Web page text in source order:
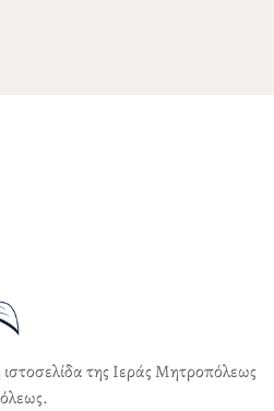
της Ιεράς Μητροπόλεως